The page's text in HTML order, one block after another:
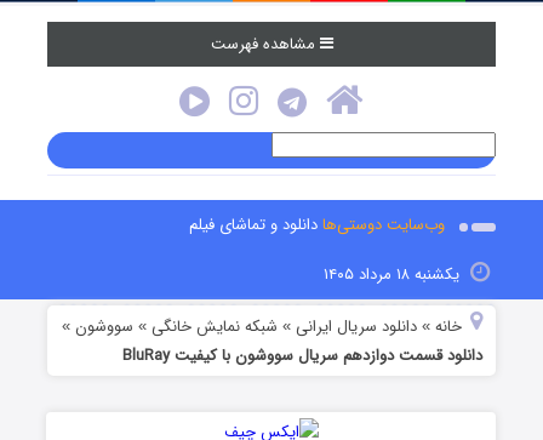
مشاهده فهرست
وب‌سایت دوستی‌هادانلود و تماشای فیلم
یکشنبه ۱۸ مرداد ۱۴۰۵
خانه »دانلود سریال ایرانی » شبکه نمایش خانگی » سووشون »
دانلود قسمت دوازدهم سریال سووشون با کیفیت BluRay